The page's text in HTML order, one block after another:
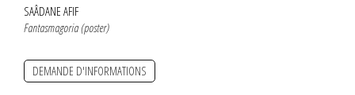
SAÂDANE AFIF
Fantasmagoria (poster)
DEMANDE D'INFORMATIONS